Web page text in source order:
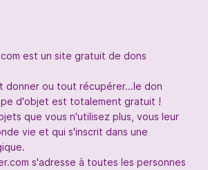
est un site gratuit de dons
donner ou tout récupérer...le don
d'objet est totalement gratuit !
que vous n'utilisez plus, vous leur
vie et qui s'inscrit dans une
s'adresse à toutes les personnes